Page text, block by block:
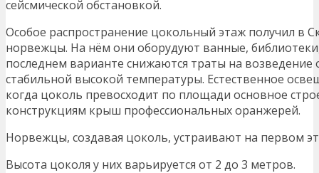
сейсмической обстановкой.
Особое распространение цокольный этаж получил в
норвежцы. На нём они оборудуют ванные,
последнем варианте снижаются траты на
стабильной высокой температуры. Естественное
когда цоколь превосходит по площади основное
конструкциям крыш профессиональных оранжерей.
Норвежцы, создавая цоколь, устраивают на первом
Высота цоколя у них варьируется от 2 до 3 метров.